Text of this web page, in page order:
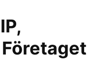
Företaget